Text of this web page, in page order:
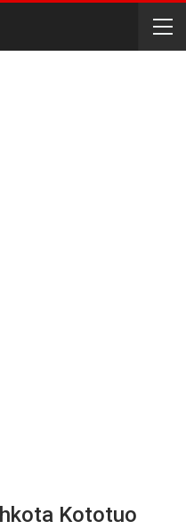
Kototuo